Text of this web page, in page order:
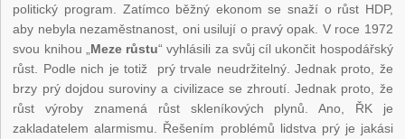
politický program. Zatímco běžný ekonom se snaží o růst HDP,
aby nebyla nezaměstnanost, oni usilují o pravý opak. V roce 1972
svou knihou „ Meze růstu“ vyhlásili za svůj cíl ukončit hospodářský
růst. Podle nich je totiž prý trvale neudržitelný. Jednak proto, že
brzy prý dojdou suroviny a civilizace se zhroutí. Jednak proto, že
růst výroby znamená růst skleníkových plynů. Ano, ŘK je
zakladatelem alarmismu. Řešením problémů lidstva prý je jakási